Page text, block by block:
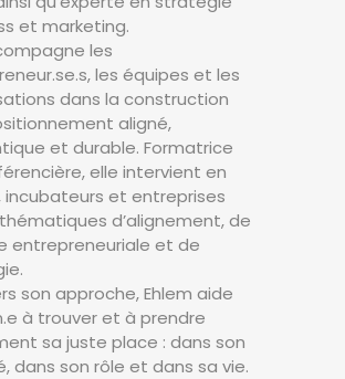
et marketing.
les
les équipes et les
dans la construction
aligné,
et durable. Formatrice
elle intervient en
incubateurs et entreprises
d’alignement, de
entrepreneuriale et de
son approche, Ehlem aide
à trouver et à prendre
sa juste place : dans son
dans son rôle et dans sa vie.